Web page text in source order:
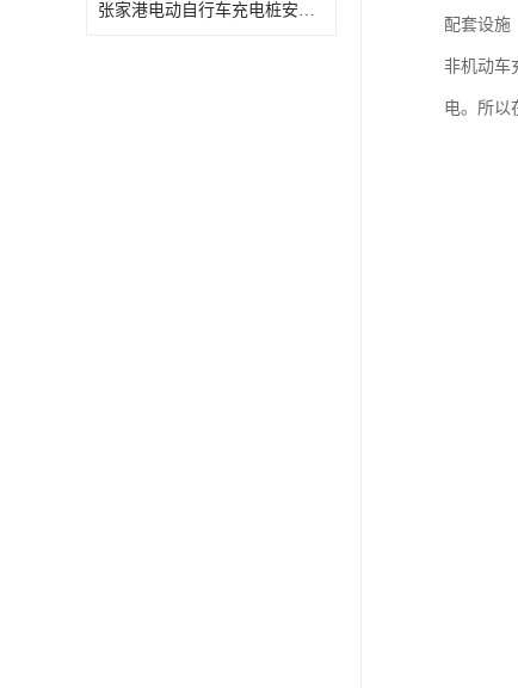
张家港电动自行车充电桩安装供货商
配套设施
非机动车
电。所以